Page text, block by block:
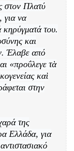
στον Πλατύ
για να
κηρύγματά του.
και
Έλαβε από
«προΰλεγε τὰ
καὶ
στην
της
Ελλάδα, για